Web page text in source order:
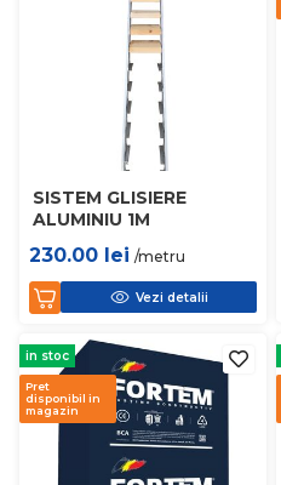
SISTEM GLISIERE
ALUMINIU 1M
230.00 lei /metru
Vezi detalii
in stoc
Pret
disponibil in
magazin